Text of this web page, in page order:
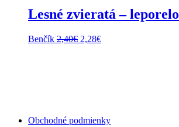
Lesné zvieratá – leporelo
Benčík 2,40€ Pôvodná
2,28€Aktuálna
Obchodné podmienky